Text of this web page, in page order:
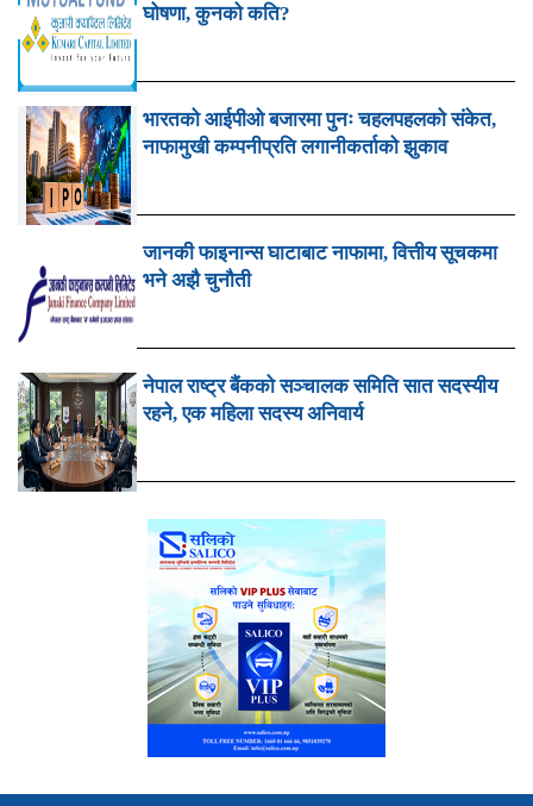
घोषणा, कुनको कति?
भारतको आईपीओ बजारमा पुनः चहलपहलको संकेत,
नाफामुखी कम्पनीप्रति लगानीकर्ताको झुकाव
जानकी फाइनान्स घाटाबाट नाफामा, वित्तीय सूचकमा
भने अझै चुनौती
नेपाल राष्ट्र बैंकको सञ्चालक समिति सात सदस्यीय
रहने, एक महिला सदस्य अनिवार्य